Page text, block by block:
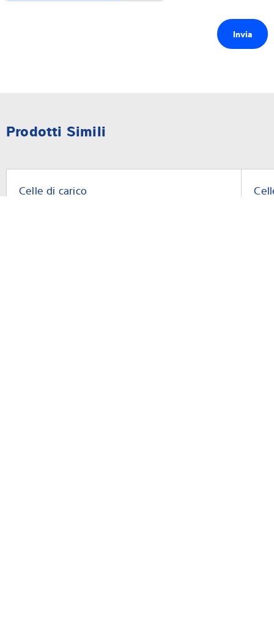
Prodotti Simili
Celle di carico